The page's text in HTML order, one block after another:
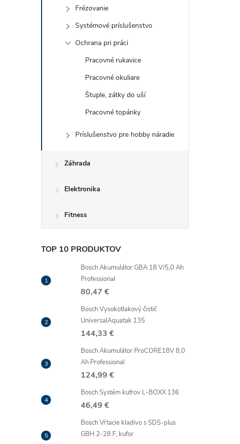
Frézovanie
Systémové príslušenstvo
Ochrana pri práci
Pracovné rukavice
Pracovné okuliare
Štuple, zátky do uší
Pracovné topánky
Príslušenstvo pre hobby náradie
Záhrada
Elektronika
Fitness
TOP 10 PRODUKTOV
Bosch Akumulátor GBA 18 V/5,0 Ah
Professional
80,47 €
Bosch Vysokotlakový čistič
UniversalAquatak 135
144,33 €
Bosch Akumulátor ProCORE18V 8,0
Ah Professional
124,99 €
Bosch Systém kufrov L-BOXX 136
46,49 €
Bosch Vŕtacie kladivo s SDS-plus
GBH 2-28 F, kufor